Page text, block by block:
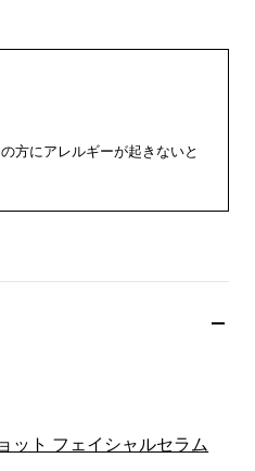
方にアレルギーが起きないと
ット フェイシャルセラム